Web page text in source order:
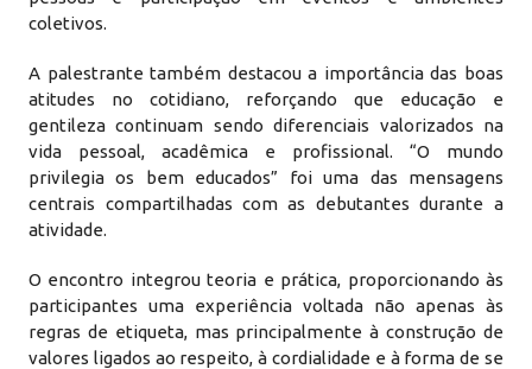
coletivos.
A palestrante também destacou a importância das boas
atitudes no cotidiano, reforçando que educação e
gentileza continuam sendo diferenciais valorizados na
vida pessoal, acadêmica e profissional. “O mundo
privilegia os bem educados” foi uma das mensagens
centrais compartilhadas com as debutantes durante a
atividade.
O encontro integrou teoria e prática, proporcionando às
participantes uma experiência voltada não apenas às
regras de etiqueta, mas principalmente à construção de
valores ligados ao respeito, à cordialidade e à forma de se